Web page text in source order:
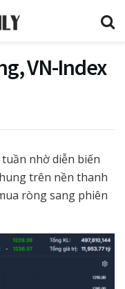
VN-Index
nhờ diễn biến
trên nền thanh
ròng sang phiên